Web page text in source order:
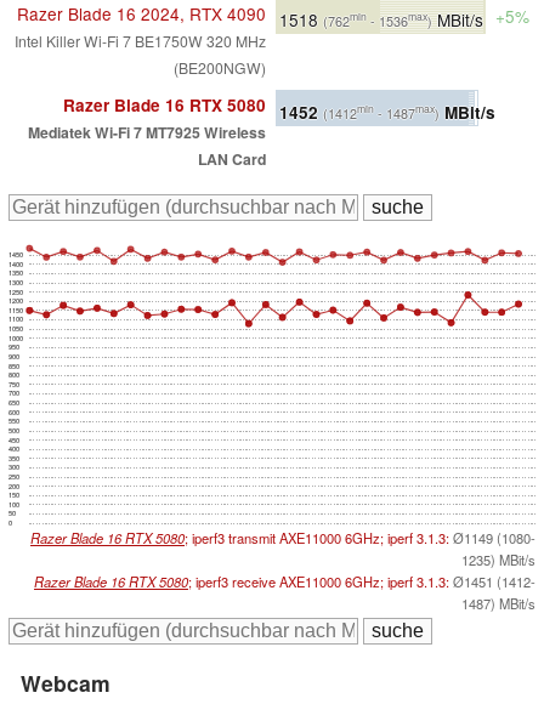
Razer Blade 16 2024, RTX 4090
Intel Killer Wi-Fi 7 BE1750W 320 MHz
(BE200NGW)
1518 (762min - 1536max)MBit/s +5%
Razer Blade 16 RTX 5080
Mediatek Wi-Fi 7 MT7925 Wireless
LAN Card
1452 (1412min - 1487max) MBit/s
0
50
100
150
200
250
300
350
400
450
500
550
600
650
700
750
800
850
900
950
1000
1050
1100
1150
1200
1250
1300
1350
1400
1450
Razer Blade 16 RTX 5080; iperf3 transmit AXE11000 6GHz; iperf 3.1.3:Ø1149 (1080-
1235) MBit/s
Razer Blade 16 RTX 5080; iperf3 receive AXE11000 6GHz; iperf 3.1.3:Ø1451 (1412-
1487) MBit/s
Webcam